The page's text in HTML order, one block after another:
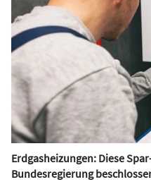
Erdgasheizungen: Diese
Bundesregierung